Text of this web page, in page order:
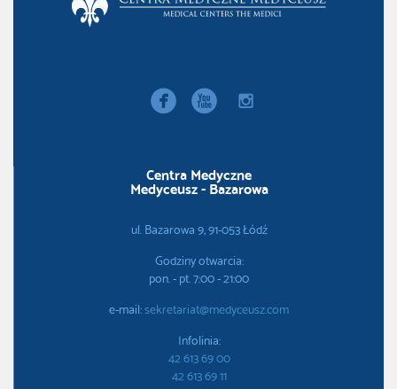
  instagram
Centra Medyczne
Medyceusz - Bazarowa
ul. Bazarowa 9, 91-053 Łódź
Godziny otwarcia:
pon. - pt. 7:00 - 21:00
e-mail:sekretariat@medyceusz.com
Infolinia:
42 613 69 00
42 613 69 11